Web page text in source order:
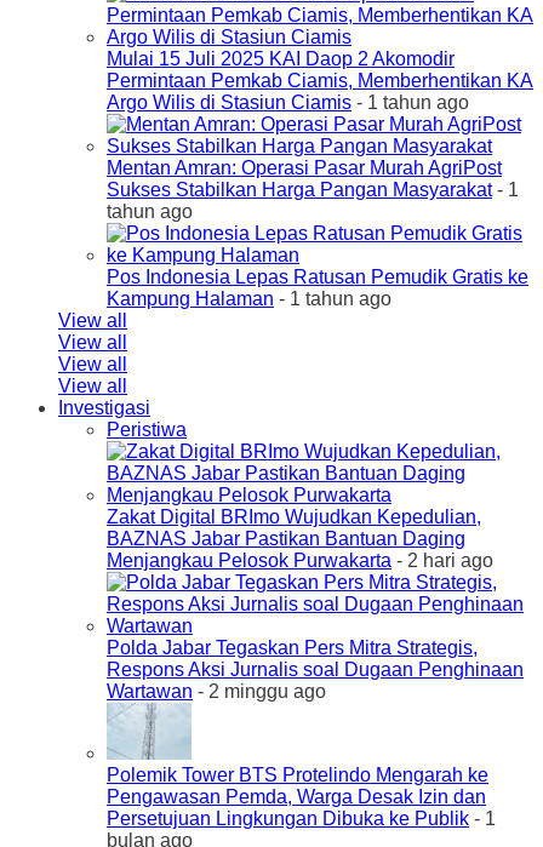
Mulai 15 Juli 2025 KAI Daop 2 Akomodir
Permintaan Pemkab Ciamis, Memberhentikan KA
Argo Wilis di Stasiun Ciamis - 1 tahun ago
Mentan Amran: Operasi Pasar Murah AgriPost
Sukses Stabilkan Harga Pangan Masyarakat- 1
tahun ago
Pos Indonesia Lepas Ratusan Pemudik Gratis ke
Kampung Halaman - 1 tahun ago
View all
View all
View all
View all
Investigasi
Peristiwa
Zakat Digital BRImo Wujudkan Kepedulian,
BAZNAS Jabar Pastikan Bantuan Daging
Menjangkau Pelosok Purwakarta - 2 hari ago
Polda Jabar Tegaskan Pers Mitra Strategis,
Respons Aksi Jurnalis soal Dugaan Penghinaan
Wartawan - 2 minggu ago
Polemik Tower BTS Protelindo Mengarah ke
Pengawasan Pemda, Warga Desak Izin dan
Persetujuan Lingkungan Dibuka ke Publik - 1
bulan ago